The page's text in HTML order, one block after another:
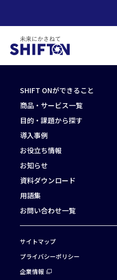
SHIFT ONができること
商品・サービス一覧
目的・課題から探す
導入事例
お役立ち情報
お知らせ
資料ダウンロード
用語集
お問い合わせ一覧
サイトマップ
プライバシーポリシー
企業情報